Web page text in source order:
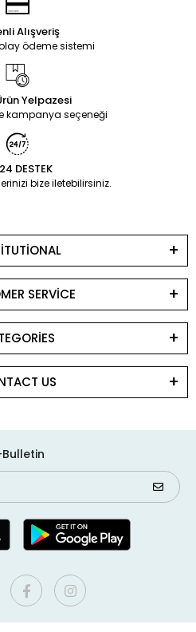
Alışveriş
ödeme sistemi
Yelpazesi
kampanya seçeneği
DESTEK
bize iletebilirsiniz.
SERVİCE
US
Bulletin